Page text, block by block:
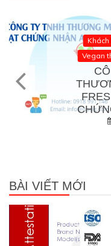
Khách
Vegan
BÀI VIẾT MỚI